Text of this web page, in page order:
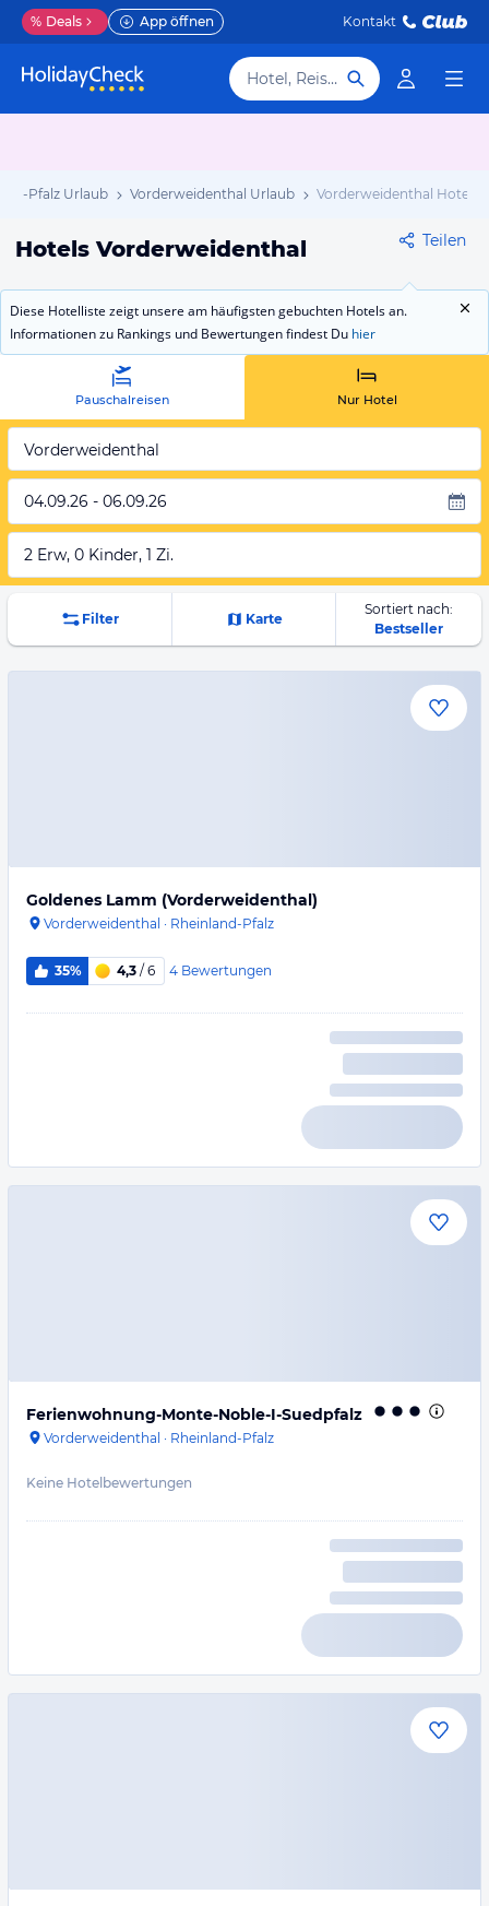
% Deals App öffnen Kontakt
Hotel, Reiseziel
Pfalz Urlaub Vorderweidenthal Urlaub Vorderweidenthal Hotels
Hotels Vorderweidenthal Teilen
Diese Hotelliste zeigt unsere am häufigsten gebuchten Hotels an.
Informationen zu Rankings und Bewertungen findest Du hier
Pauschalreisen Nur Hotel
Vorderweidenthal
04.09.26 - 06.09.26
2 Erw, 0 Kinder, 1 Zi.
Filter Karte
Sortiert nach:
Bestseller
Goldenes Lamm (Vorderweidenthal)
Vorderweidenthal · Rheinland-Pfalz
35% 4,3 / 6 4 Bewertungen
Ferienwohnung-Monte-Noble-I-Suedpfalz
Vorderweidenthal · Rheinland-Pfalz
Keine Hotelbewertungen